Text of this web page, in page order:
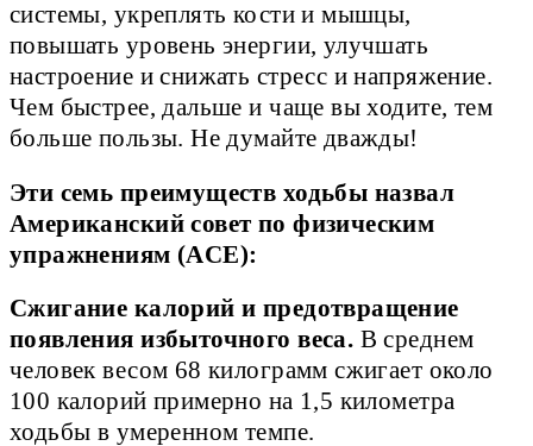
системы, укреплять кости и мышцы,
повышать уровень энергии, улучшать
настроение и снижать стресс и напряжение.
Чем быстрее, дальше и чаще вы ходите, тем
больше пользы. Не думайте дважды!
Эти семь преимуществ ходьбы назвал
Американский совет по физическим
упражнениям (ACE):
Сжигание калорий и предотвращение
появления избыточного веса. В среднем
человек весом 68 килограмм сжигает около
100 калорий примерно на 1,5 километра
ходьбы в умеренном темпе.